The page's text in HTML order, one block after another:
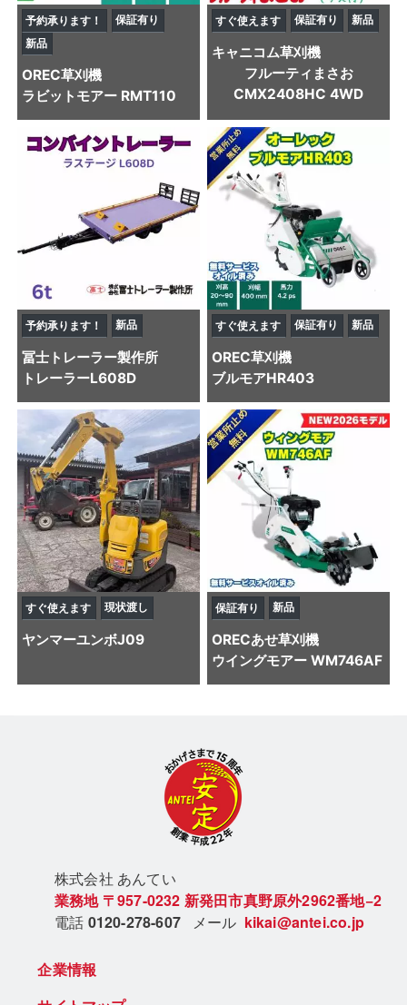
予約承ります！
保証有り
新品
OREC草刈機
ラビットモアー RMT110
すぐ使えます 保証有り 新品
キャニコム草刈機
フルーティまさお
CMX2408HC 4WD
予約承ります！ 新品
冨士トレーラー製作所
トレーラーL608D
すぐ使えます 保証有り 新品
OREC草刈機
ブルモアHR403
すぐ使えます 現状渡し
ヤンマーユンボJ09
保証有り 新品
ORECあせ草刈機
ウイングモアー WM746AF
株式会社 あんてい
業務地 〒957-0232 新発田市真野原外2962番地−2
電話 0120-278-607 メール kikai@antei.co.jp
企業情報